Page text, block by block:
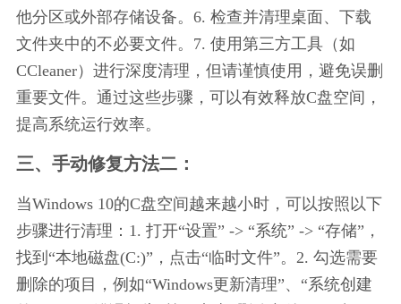
他分区或外部存储设备。6. 检查并清理桌面、下载
文件夹中的不必要文件。7. 使用第三方工具（如
CCleaner）进行深度清理，但请谨慎使用，避免误删
重要文件。通过这些步骤，可以有效释放C盘空间，
提高系统运行效率。
三、手动修复方法二：
当Windows 10的C盘空间越来越小时，可以按照以下
步骤进行清理：1. 打开“设置” -> “系统” -> “存储”，
找到“本地磁盘(C:)”，点击“临时文件”。2. 勾选需要
删除的项目，例如“Windows更新清理”、“系统创建